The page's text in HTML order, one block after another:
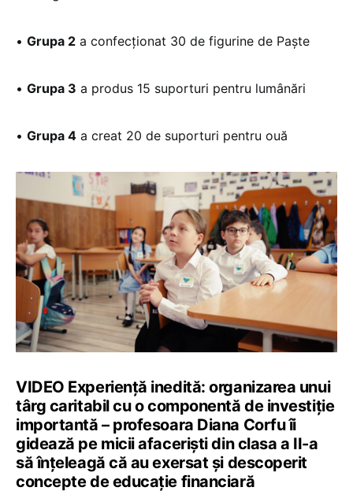
• Grupa 2 a confecționat 30 de figurine de Paște
• Grupa 3 a produs 15 suporturi pentru lumânări
• Grupa 4 a creat 20 de suporturi pentru ouă
VIDEO Experiență inedită: organizarea unui
târg caritabil cu o componentă de investiție
importantă – profesoara Diana Corfu îi
gidează pe micii afaceriști din clasa a II-a
să înțeleagă că au exersat și descoperit
concepte de educație financiară